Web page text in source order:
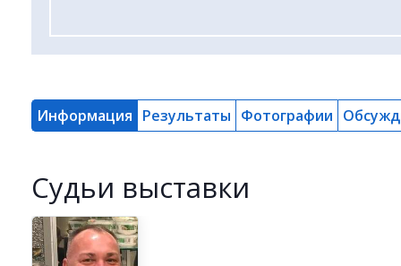
Информация Результаты Фотографии
Cудьи выставки